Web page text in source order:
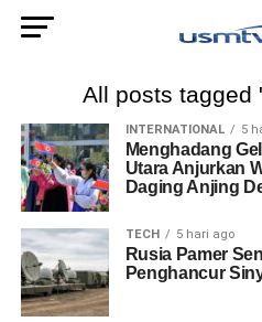
All posts tagged
INTERNATIONAL 5
Menghadang
Utara Anjurkan
Daging Anjing
TECH 5 hari ago
Rusia Pamer
Penghancur